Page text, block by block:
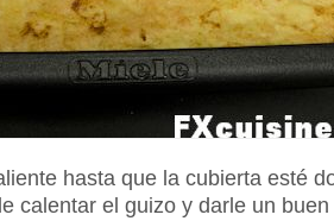
hasta que la cubierta esté
calentar el guizo y darle un